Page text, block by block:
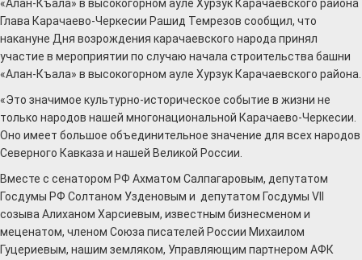
Глава Карачаево-Черкесии Рашид Темрезов сообщил, что
накануне Дня возрождения карачаевского народа принял
участие в мероприятии по случаю начала строительства башни
«Алан-Къала» в высокогорном ауле Хурзук Карачаевского района.
«Это значимое культурно-историческое событие в жизни не
только народов нашей многонациональной Карачаево-Черкесии.
Оно имеет большое объединительное значение для всех народов
Северного Кавказа и нашей Великой России.
Вместе с сенатором РФ Ахматом Салпагаровым, депутатом
Госдумы РФ Солтаном Узденовым и депутатом Госдумы VII
созыва Алиханом Харсиевым, известным бизнесменом и
меценатом, членом Союза писателей России Михаилом
Гуцериевым, нашим земляком, Управляющим партнером АФК